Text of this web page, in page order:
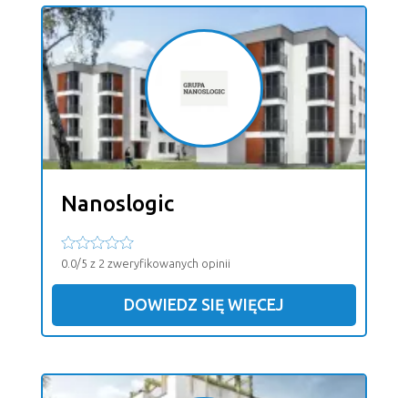
Nanoslogic
0.0/5 z 2 zweryfikowanych opinii
DOWIEDZ SIĘ WIĘCEJ